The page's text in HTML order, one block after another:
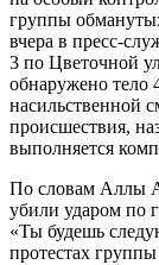
группы
вчера в пресс-
3 по Цветочной
обнаружено тело
насильственной
происшествия,
выполняется
По словам Аллы
убили ударом по
«Ты будешь
протестах